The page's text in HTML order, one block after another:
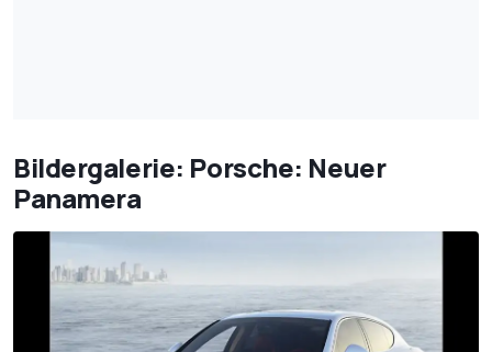
Bildergalerie: Porsche: Neuer
Panamera